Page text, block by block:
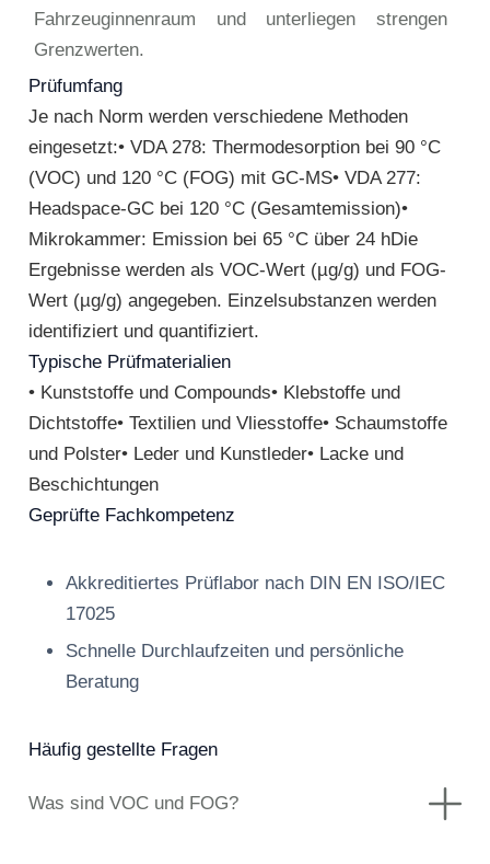
Fahrzeuginnenraum und unterliegen strengen
Grenzwerten.
Prüfumfang
Je nach Norm werden verschiedene Methoden
eingesetzt:• VDA 278: Thermodesorption bei 90 °C
(VOC) und 120 °C (FOG) mit GC-MS• VDA 277:
Headspace-GC bei 120 °C (Gesamtemission)•
Mikrokammer: Emission bei 65 °C über 24 hDie
Ergebnisse werden als VOC-Wert (µg/g) und FOG-
Wert (µg/g) angegeben. Einzelsubstanzen werden
identifiziert und quantifiziert.
Typische Prüfmaterialien
• Kunststoffe und Compounds• Klebstoffe und
Dichtstoffe• Textilien und Vliesstoffe• Schaumstoffe
und Polster• Leder und Kunstleder• Lacke und
Beschichtungen
Geprüfte Fachkompetenz
Akkreditiertes Prüflabor nach DIN EN ISO/IEC
17025
Schnelle Durchlaufzeiten und persönliche
Beratung
Häufig gestellte Fragen
Was sind VOC und FOG?